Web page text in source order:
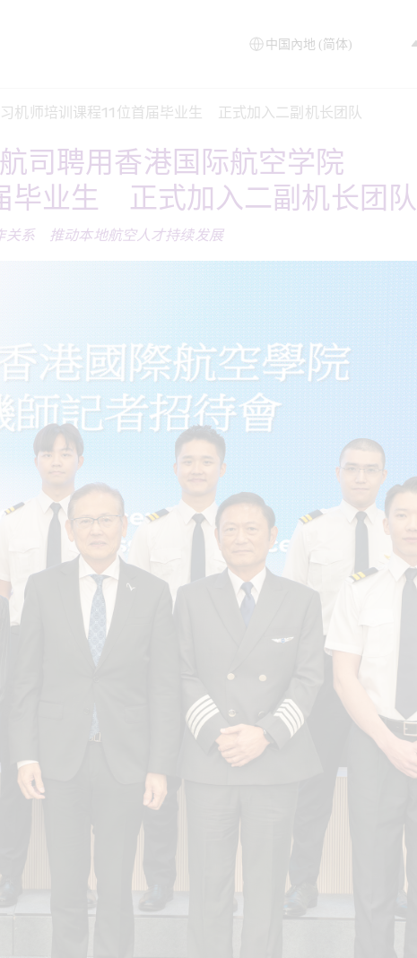
机师培训课程11位首届毕业生　正式加入二副机长团队
司聘用香港国际航空学院
毕业生　正式加入二副机长团队
关系　推动本地航空人才持续发展